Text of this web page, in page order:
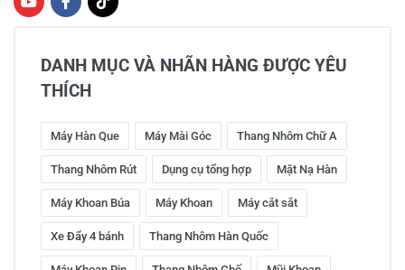
DANH MỤC VÀ NHÃN HÀNG ĐƯỢC YÊU
THÍCH
Máy Hàn Que Máy Mài Góc Thang Nhôm Chữ A
Thang Nhôm Rút Dụng cụ tổng hợp Mặt Nạ Hàn
Máy Khoan Búa Máy Khoan Máy cắt sắt
Xe Đẩy 4 bánh Thang Nhôm Hàn Quốc